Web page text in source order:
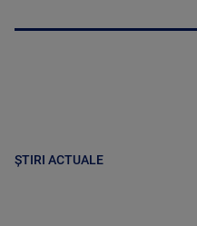
ȘTIRI ACTUALE